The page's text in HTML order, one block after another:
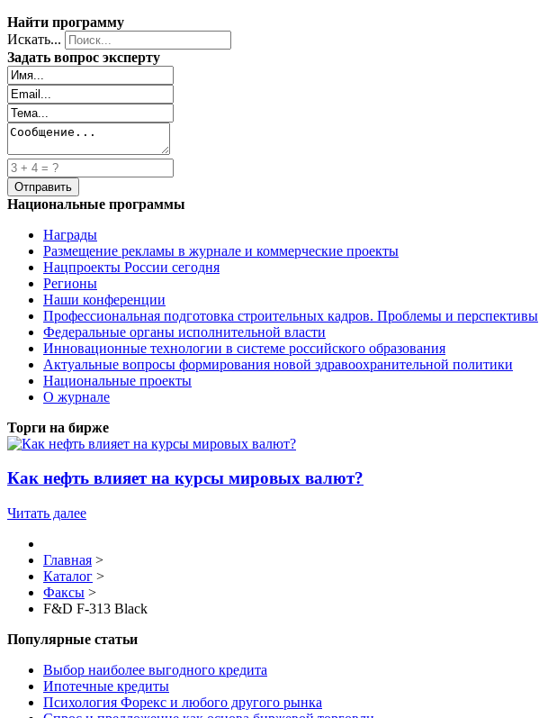
Найти программу
Искать...
Задать вопрос эксперту
Национальные программы
Награды
Размещение рекламы в журнале и коммерческие проекты
Нацпроекты России сегодня
Регионы
Наши конференции
Профессиональная подготовка строительных кадров. Проблемы и перспективы
Федеральные органы исполнительной власти
Инновационные технологии в системе российского образования
Актуальные вопросы формирования новой здравоохранительной политики
Национальные проекты
О журнале
Торги на бирже
Как нефть влияет на курсы мировых валют?
Читать далее
Главная >
Каталог >
Факсы >
F&D F-313 Black
Популярные статьи
Выбор наиболее выгодного кредита
Ипотечные кредиты
Психология Форекс и любого другого рынка